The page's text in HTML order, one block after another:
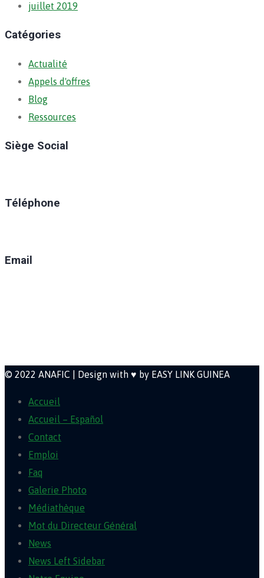
juillet 2019
Catégories
Actualité
Appels d'offres
Blog
Ressources
Siège Social
Téléphone
Email
© 2022 ANAFIC | Design with ♥ by EASY LINK GUINEA
Accueil
Accueil – Español
Contact
Emploi
Faq
Galerie Photo
Médiathèque
Mot du Directeur Général
News
News Left Sidebar